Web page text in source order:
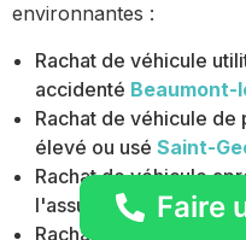
environnantes :
Rachat de véhicule
accidenté Beaumont-
Rachat de véhicule de
élevé ou usé Saint-
Rachat de véhicule
l'assurance
Portes-
Rachat de remorque,
Faire